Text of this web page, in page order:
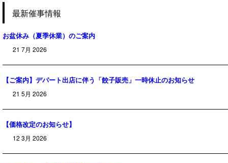
最新催事情報
お盆休み（夏季休業）のご案内
21 7月 2026
【ご案内】デパート出店に伴う「餃子販売」一時休止のお知らせ
21 5月 2026
【価格改定のお知らせ】
12 3月 2026